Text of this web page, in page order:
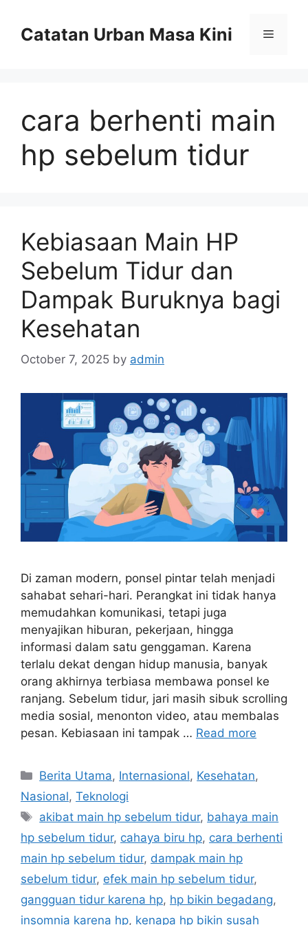
contentCatatan Urban Masa Kini Menu
cara berhenti main
hp sebelum tidur
Kebiasaan Main HP
Sebelum Tidur dan
Dampak Buruknya bagi
Kesehatan
October 7, 2025 by admin
Di zaman modern, ponsel pintar telah menjadi
sahabat sehari-hari. Perangkat ini tidak hanya
memudahkan komunikasi, tetapi juga
menyajikan hiburan, pekerjaan, hingga
informasi dalam satu genggaman. Karena
terlalu dekat dengan hidup manusia, banyak
orang akhirnya terbiasa membawa ponsel ke
ranjang. Sebelum tidur, jari masih sibuk scrolling
media sosial, menonton video, atau membalas
pesan. Kebiasaan ini tampak … Read more
C
a
e
g
o
r
i
e
Berita Utama, Internasional, Kesehatan,
Nasional, Teknologi
T
a
s
akibat main hp sebelum tidur, bahaya main
hp sebelum tidur, cahaya biru hp, cara berhenti
main hp sebelum tidur, dampak main hp
sebelum tidur, efek main hp sebelum tidur,
gangguan tidur karena hp, hp bikin begadang,
insomnia karena hp, kenapa hp bikin susah